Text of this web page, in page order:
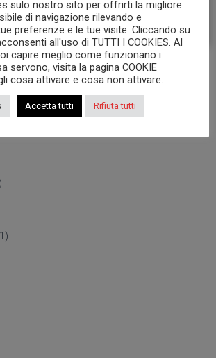
sulo nostro sito per offrirti la migliore
di navigazione rilevando e
preferenze e le tue visite. Cliccando su
all'uso di TUTTI I COOKIES. Al
capire meglio come funzionano i
servono, visita la pagina COOKIE
cosa attivare e cosa non attivare.
Accetta tutti Rifiuta tutti